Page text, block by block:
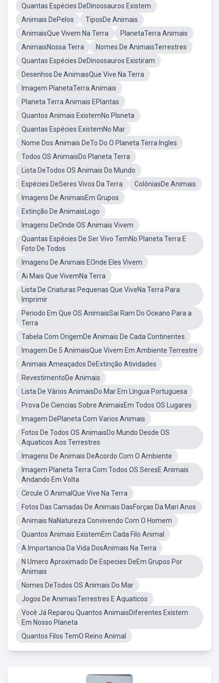
Quantas Espécies DeDinossauros Existem
Animais DePelos
TiposDe Animais
AnimaisQue Vivem Na Terra
PlanetaTerra Animais
AnimaisNossa Terra
Nomes De AnimaisTerrestres
Quantas Espécies DeDinossauros Existiram
Desenhos De AnimaisQue Vive Na Terra
Imagem PlanetaTerra Animais
Planeta Terra Animais EPlantas
Quantos Animais ExistemNo Plsneta
Quantas Espécies ExistemNo Mar
Nome Dos Animais DeTo Do O Planeta Terra Ingles
Todos OS AnimaisDo Planeta Terra
Lista DeTodos OS Animais Do Mundo
Espécies DeSeres Vivos Da Terra
ColôniasDe Animais
Imagens De AnimaisEm Grupos
Extinção De AnimaisLogo
Imagens DeOnde OS Animais Vivem
Quantas Espécies De Ser Vivo TemNo Planeta Terra E
Foto De Todos
Imagens De Animais EOnde Eles Vivem
Ai Mais Que VivemNa Terra
Lista De Criaturas Pequenas Que ViveNa Terra Para
Imprimir
Periodo Em Que OS AnimaisSai Ram Do Oceano Para a
Terra
Tabela Com OrigemDe Animais De Cada Continentes
Imagem De 5 AnimaisQue Vivem Em Ambiente Terrestre
Animais Ameaçados DeExtinção Atividades
RevestimentoDe Animais
Lista De Vàrios AnimaisDo Mar Em Lìngua Portuguesa
Prova De Ciencias Sobre AnimaisEm Todos OS Lugares
Imagem DePlaneta Com Varios Animais
Fotos De Todos OS AnimaisDo Mundo Desde OS
Aquaticos Aos Terrestres
Imagens De Animais DeAcordo Com O Ambiente
Imagem Planeta Terra Com Todos OS SeresE Animais
Andando Em Volta
Circule O AnimalQue Vive Na Terra
Fotos Das Camadas De Animais DasForças Da Mari Anos
Animais NaNatureza Convivendo Com O Homem
Quantos Animais ExistemEm Cada Filo Animal
A Importancia Da Vida DosAnimais Na Terra
N Umero Aproximado De Especies DeEm Grupos Por
Animais
Nomes DeTodos OS Animais Do Mar
Jogos De AnimaisTerrestres E Aquaticos
Você Já Reparou Quantos AnimaisDiferentes Existem
Em Nosso Planeta
Quantos Filos TemO Reino Animal